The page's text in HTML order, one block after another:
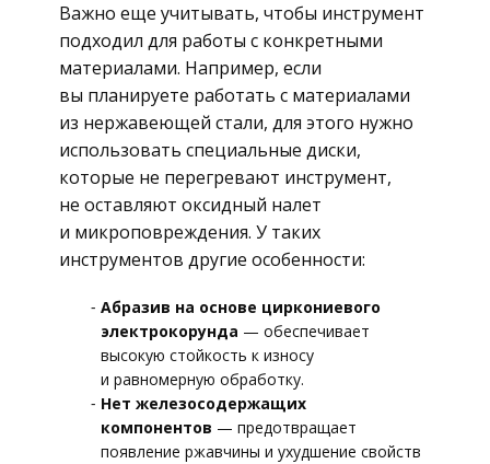
Важно еще учитывать, чтобы инструмент
подходил для работы с конкретными
материалами. Например, если
вы планируете работать с материалами
из нержавеющей стали, для этого нужно
использовать специальные диски,
которые не перегревают инструмент,
не оставляют оксидный налет
и микроповреждения. У таких
инструментов другие особенности:
Абразив на основе циркониевого
электрокорунда — обеспечивает
высокую стойкость к износу
и равномерную обработку.
Нет железосодержащих
компонентов — предотвращает
появление ржавчины и ухудшение свойств